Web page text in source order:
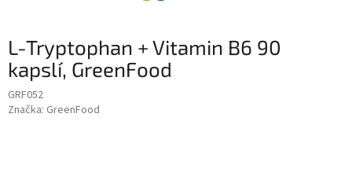
L-Tryptophan + Vitamin B6 90
kapslí, GreenFood
GRF052
Značka: GreenFood